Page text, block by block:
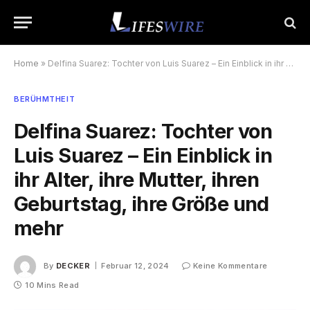
Home » Delfina Suarez: Tochter von Luis Suarez – Ein Einblick in ihr Alter, ihre Mutter, ihren Geburtstag, ihre Größe und mehr
BERÜHMTHEIT
Delfina Suarez: Tochter von
Luis Suarez – Ein Einblick in
ihr Alter, ihre Mutter, ihren
Geburtstag, ihre Größe und
mehr
By DECKER Februar 12, 2024
Keine Kommentare
10 Mins Read